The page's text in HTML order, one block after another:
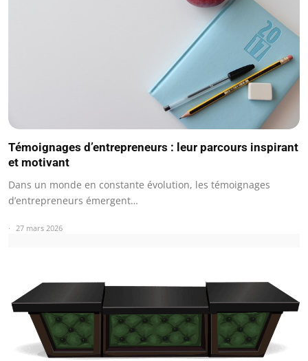
Témoignages d’entrepreneurs : leur parcours inspirant
et motivant
Dans un monde en constante évolution, les témoignages
d’entrepreneurs émergent…
27 mars 2026